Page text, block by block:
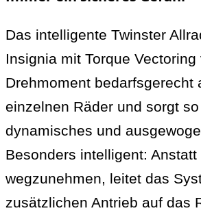
Das intelligente Twinster
Insignia mit Torque
Drehmoment bedarfsgerecht
einzelnen Räder und sorgt
dynamisches und
Besonders intelligent: Anstatt
wegzunehmen, leitet das
zusätzlichen Antrieb auf das